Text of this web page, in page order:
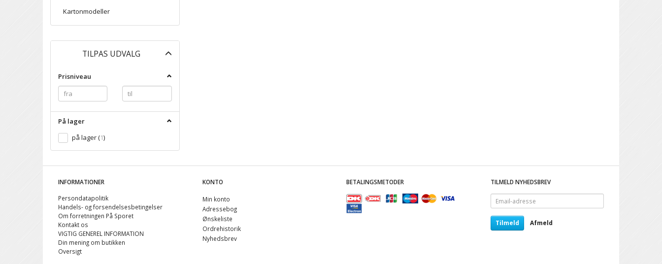
Kartonmodeller
TILPAS UDVALG
Prisniveau
På lager
på lager(1)
INFORMATIONER
Persondatapolitik
Handels- og forsendelsesbetingelser
Om forretningen På Sporet
Kontakt os
VIGTIG GENEREL INFORMATION
Din mening om butikken
Oversigt
KONTO
Min konto
Adressebog
Ønskeliste
Ordrehistorik
Nyhedsbrev
BETALINGSMETODER
TILMELD NYHEDSBREV
Email-
adresse
Tilmeld Afmeld